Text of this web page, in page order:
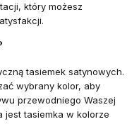
który możesz
tasiemek satynowych.
wybrany kolor, aby
przewodniego Waszej
jest tasiemka w kolorze